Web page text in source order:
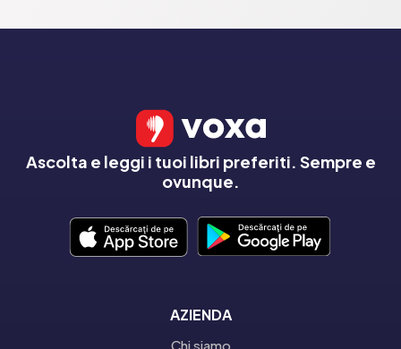
Ascolta e leggi i tuoi libri preferiti. Sempre e
ovunque.
AZIENDA
Chi siamo